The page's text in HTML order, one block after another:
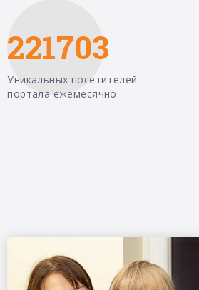
221703
Уникальных посетителей
портала ежемесячно